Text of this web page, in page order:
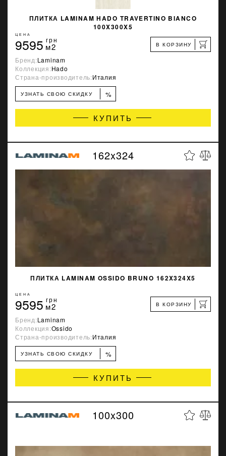
ПЛИТКА LAMINAM HADO TRAVERTINO BIANCO
100X300X5
ЦЕНА
9595 грн
м2 В КОРЗИНУ
Бренд:Laminam
Коллекция:Hado
Страна-производитель:Италия
УЗНАТЬ СВОЮ СКИДКУ %
КУПИТЬ
162x324
ПЛИТКА LAMINAM OSSIDO BRUNO 162X324X5
ЦЕНА
9595 грн
м2 В КОРЗИНУ
Бренд:Laminam
Коллекция:Ossido
Страна-производитель:Италия
УЗНАТЬ СВОЮ СКИДКУ %
КУПИТЬ
100x300